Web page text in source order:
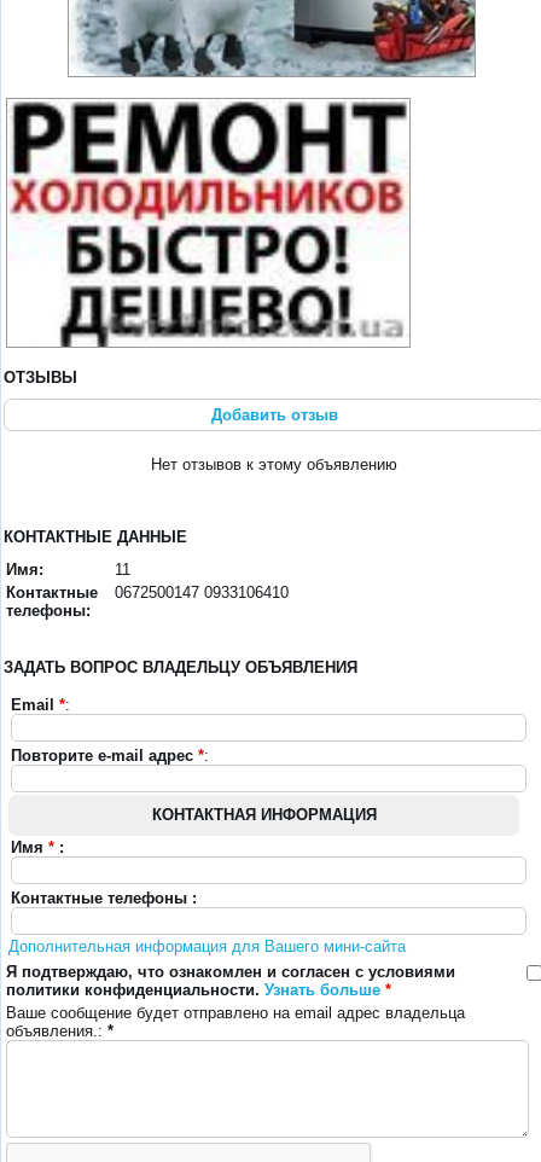
ОТЗЫВЫ
Добавить отзыв
Нет отзывов к этому объявлению
КОНТАКТНЫЕ ДАННЫЕ
Имя:
11
Контактные
телефоны:
0672500147 0933106410
ЗАДАТЬ ВОПРОС ВЛАДЕЛЬЦУ ОБЪЯВЛЕНИЯ
Email *:
Повторите e-mail адрес *:
КОНТАКТНАЯ ИНФОРМАЦИЯ
Имя * :
Контактные телефоны :
Дополнительная информация для Вашего мини-сайта
Я подтверждаю, что ознакомлен и согласен с условиями
политики конфиденциальности. Узнать больше *
Ваше сообщение будет отправлено на email адрес владельца
объявления.: *